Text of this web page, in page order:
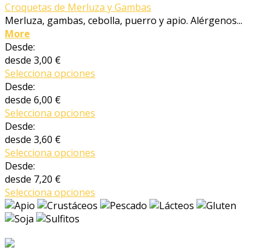
Croquetas de Merluza y Gambas
Merluza, gambas, cebolla, puerro y apio. Alérgenos...
More
Desde:
desde 3,00 €
Selecciona opciones
Desde:
desde 6,00 €
Selecciona opciones
Desde:
desde 3,60 €
Selecciona opciones
Desde:
desde 7,20 €
Selecciona opciones